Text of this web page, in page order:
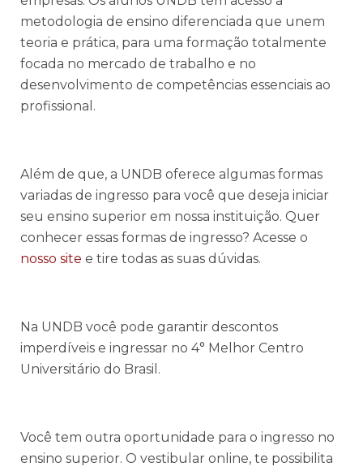
metodologia de ensino diferenciada que unem
teoria e prática, para uma formação totalmente
focada no mercado de trabalho e no
desenvolvimento de competências essenciais ao
profissional.
Além de que, a UNDB oferece algumas formas
variadas de ingresso para você que deseja iniciar
seu ensino superior em nossa instituição. Quer
conhecer essas formas de ingresso? Acesse o
nosso site e tire todas as suas dúvidas.
Na UNDB você pode garantir descontos
imperdíveis e ingressar no 4° Melhor Centro
Universitário do Brasil.
Você tem outra oportunidade para o ingresso no
ensino superior. O vestibular online, te possibilita